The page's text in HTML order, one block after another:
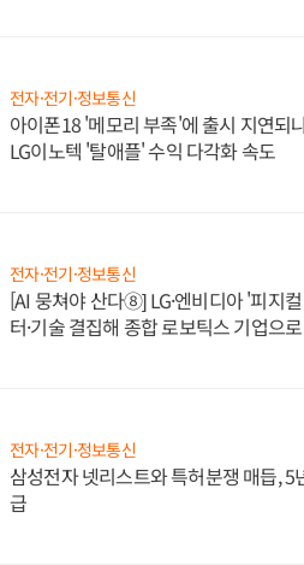
전자·전기·정보통신
아이폰18 '메모리 부족'에 출시 지연되
LG이노텍 '탈애플' 수익 다각화 속도
전자·전기·정보통신
[AI 뭉쳐야 산다⑧] LG·엔비디아 '피지
터·기술 결집해 종합 로보틱스 기업으로
전자·전기·정보통신
삼성전자 넷리스트와 특허분쟁 매듭,
급